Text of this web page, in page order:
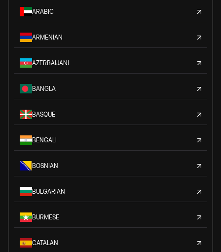
ARABIC
ARMENIAN
AZERBAIJANI
BANGLA
BASQUE
BENGALI
BOSNIAN
BULGARIAN
BURMESE
CATALAN